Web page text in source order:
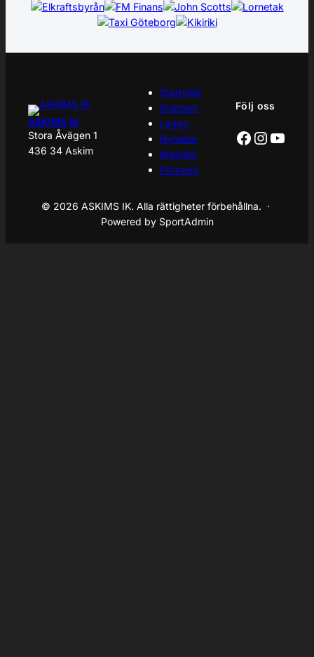
ASKIMS IK
Stora Åvägen 1
436 34 Askim
Startsida
Klubben
Lagen
Nyheter
Medlem
Partners
Följ oss
Facebook
© 2026 ASKIMS IK. Alla rättigheter förbehållna. ·
Powered by SportAdmin